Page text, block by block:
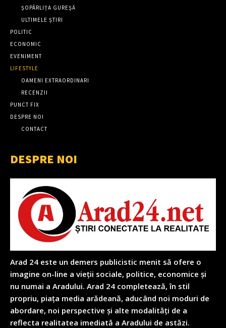
ȘOPÂRLIȚA GUREȘĂ
ULTIMELE ȘTIRI
POLITIC
ECONOMIC
EVENIMENT
LIFESTYLE
OAMENI EXTRAORDINARI
RECENZII
PUNCT FIX
DESPRE NOI
CONTACT
DESPRE NOI
Arad 24 este un demers publicistic menit să ofere o
imagine on-line a vieții sociale, politice, economice și
nu numai a Aradului. Arad 24 completează, în stil
propriu, piața media arădeană, aducând noi moduri de
abordare, noi perspective și alte modalități de a
reflecta realitatea imediată a Aradului de astăzi.